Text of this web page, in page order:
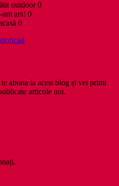
outdoor 0
am ars! 0
0
abona la acest blog și vei primi
articole noi.